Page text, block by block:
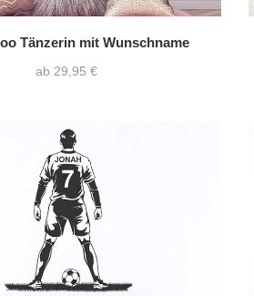
Tänzerin mit Wunschname
ab 29,95 €